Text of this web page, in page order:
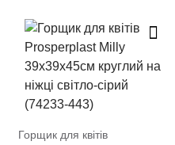
Горщик для квітів